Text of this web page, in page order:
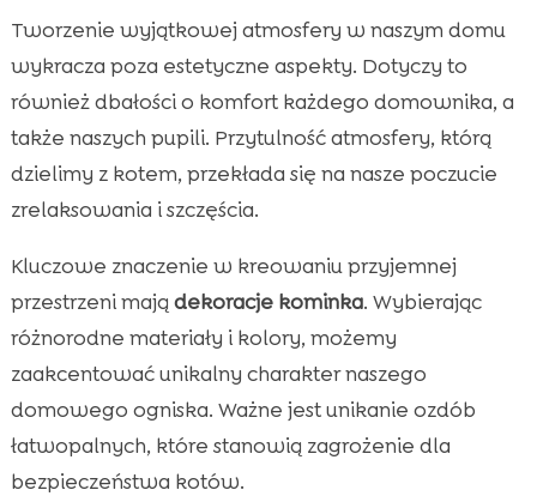
Tworzenie wyjątkowej atmosfery w naszym domu
wykracza poza estetyczne aspekty. Dotyczy to
również dbałości o komfort każdego domownika, a
także naszych pupili. Przytulność atmosfery, którą
dzielimy z kotem, przekłada się na nasze poczucie
zrelaksowania i szczęścia.
Kluczowe znaczenie w kreowaniu przyjemnej
przestrzeni mają dekoracje kominka. Wybierając
różnorodne materiały i kolory, możemy
zaakcentować unikalny charakter naszego
domowego ogniska. Ważne jest unikanie ozdób
łatwopalnych, które stanowią zagrożenie dla
bezpieczeństwa kotów.